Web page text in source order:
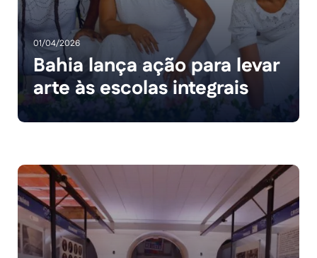
01/04/2026
Bahia lança ação para levar
arte às escolas integrais